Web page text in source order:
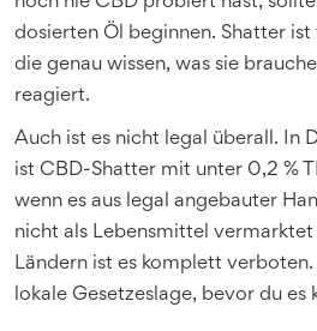
dosierten Öl beginnen. Shatter
die genau wissen, was sie
reagiert.
Auch ist es nicht legal überall. In
ist CBD-Shatter mit unter 0,2 %
wenn es aus legal angebauter
nicht als Lebensmittel
Ländern ist es komplett
lokale Gesetzeslage, bevor du es